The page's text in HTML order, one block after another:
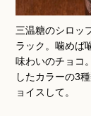
三温糖のシロッ
ラック。噛めば
味わいのチョコ
したカラーの3
ョイスして。